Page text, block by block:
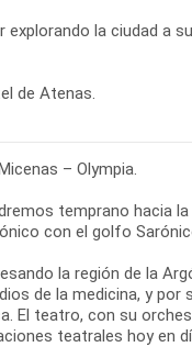
explorando la ciudad a
de Atenas.
– Olympia.
temprano hacia
con el golfo
la región de la
de la medicina, y
El teatro, con su
teatrales hoy en